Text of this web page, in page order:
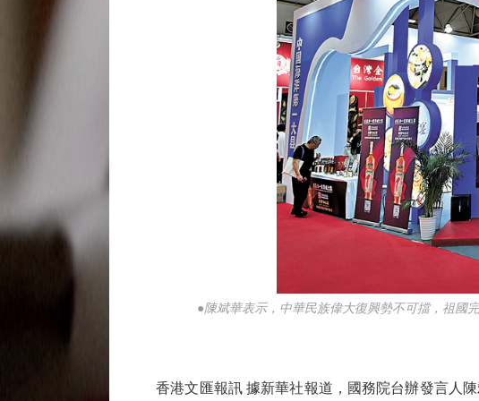
●陳斌華表示，中華民族偉大復興勢不可擋，祖國
香港文匯報訊 據新華社報道，國務院台辦發言人陳